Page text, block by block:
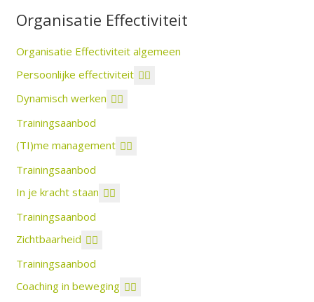
Organisatie Effectiviteit
Organisatie Effectiviteit algemeen
Persoonlijke effectiviteit
Dynamisch werken
Trainingsaanbod
(TI)me management
Trainingsaanbod
In je kracht staan
Trainingsaanbod
Zichtbaarheid
Trainingsaanbod
Coaching in beweging